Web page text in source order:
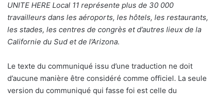
UNITE HERE Local 11 représente plus de 30 000
travailleurs dans les aéroports, les hôtels, les restaurants,
les stades, les centres de congrès et d’autres lieux de la
Californie du Sud et de l’Arizona.
Le texte du communiqué issu d’une traduction ne doit
d’aucune manière être considéré comme officiel. La seule
version du communiqué qui fasse foi est celle du